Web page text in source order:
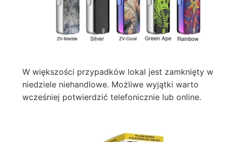
W większości przypadków lokal jest zamknięty w
niedziele niehandlowe. Możliwe wyjątki warto
wcześniej potwierdzić telefonicznie lub online.